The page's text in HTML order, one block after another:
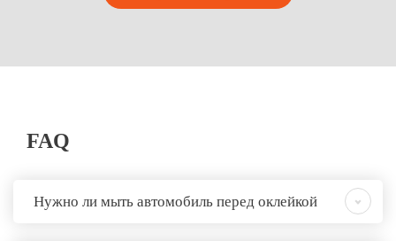
FAQ
Нужно ли мыть автомобиль перед оклейкой